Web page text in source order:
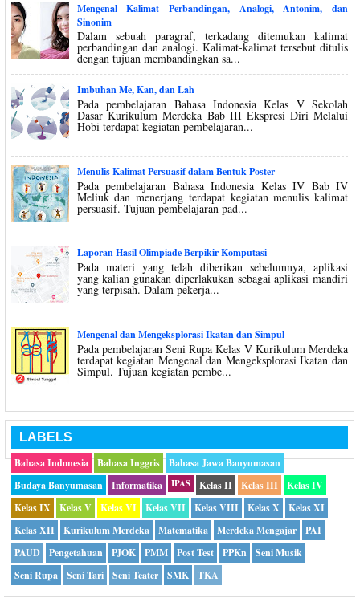
Mengenal Kalimat Perbandingan, Analogi, Antonim, dan
Sinonim
Dalam sebuah paragraf, terkadang ditemukan kalimat
perbandingan dan analogi. Kalimat-kalimat tersebut ditulis
dengan tujuan membandingkan sa...
Imbuhan Me, Kan, dan Lah
Pada pembelajaran Bahasa Indonesia Kelas V Sekolah
Dasar Kurikulum Merdeka Bab III Ekspresi Diri Melalui
Hobi terdapat kegiatan pembelajaran...
Menulis Kalimat Persuasif dalam Bentuk Poster
Pada pembelajaran Bahasa Indonesia Kelas IV Bab IV
Meliuk dan menerjang terdapat kegiatan menulis kalimat
persuasif. Tujuan pembelajaran pad...
Laporan Hasil Olimpiade Berpikir Komputasi
Pada materi yang telah diberikan sebelumnya, aplikasi
yang kalian gunakan diperlakukan sebagai aplikasi mandiri
yang terpisah. Dalam pekerja...
Mengenal dan Mengeksplorasi Ikatan dan Simpul
Pada pembelajaran Seni Rupa Kelas V Kurikulum Merdeka
terdapat kegiatan Mengenal dan Mengeksplorasi Ikatan dan
Simpul. Tujuan kegiatan pembe...
LABELS
Bahasa Indonesia
Bahasa Inggris
Bahasa Jawa Banyumasan
Budaya Banyumasan
Informatika IPAS Kelas II Kelas III
Kelas IV
Kelas IX
Kelas V Kelas VI Kelas VII Kelas VIII Kelas X
Kelas XI
Kelas XII
Kurikulum Merdeka Matematika Merdeka Mengajar
PAI
PAUD
Pengetahuan PJOK PMM Post Test PPKn
Seni Musik
Seni Rupa
Seni Tari Seni Teater SMK TKA